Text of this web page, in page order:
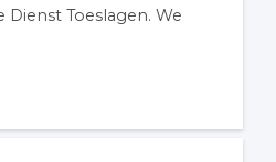
Dienst Toeslagen. We